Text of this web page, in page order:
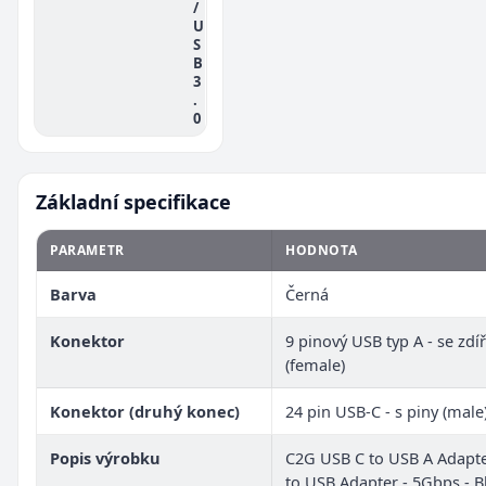
/
U
S
B
3
.
0
Základní specifikace
PARAMETR HODNOTA
Barva Černá
Konektor
9 pinový USB typ A - se
(female)
Konektor (druhý konec) 24 pin USB-C - s piny
Popis výrobku
C2G USB C to USB A
to USB Adapter - 5Gbps -